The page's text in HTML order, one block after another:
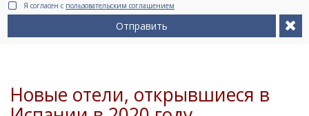
Бизнес
Документы
Я согласен с пользовательским соглашением
Отправить
Новые отели, открывшиеся в